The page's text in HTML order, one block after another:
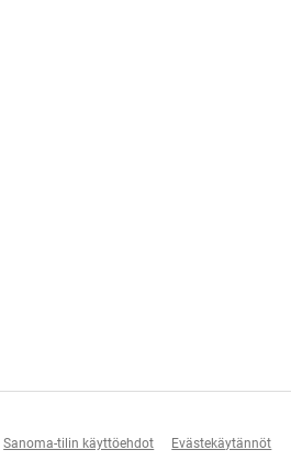
Sanoma-tilin käyttöehdot Evästekäytännöt